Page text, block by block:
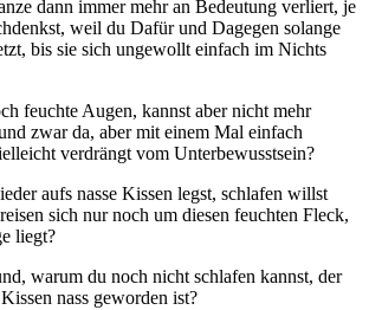
dann immer mehr an Bedeutung verliert, je
weil du Dafür und Dagegen solange
bis sie sich ungewollt einfach im Nichts
feuchte Augen, kannst aber nicht mehr
zwar da, aber mit einem Mal einfach
verdrängt vom Unterbewusstsein?
aufs nasse Kissen legst, schlafen willst
sich nur noch um diesen feuchten Fleck,
liegt?
warum du noch nicht schlafen kannst, der
nass geworden ist?